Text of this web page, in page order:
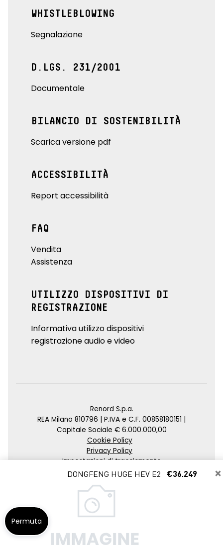
×
DONGFENG HUGE HEV E2 €36.249
WHISTLEBLOWING
Segnalazione
D.LGS. 231/2001
Documentale
BILANCIO DI SOSTENIBILITÀ
Scarica versione pdf
ACCESSIBILITÀ
Report accessibilità
FAQ
Vendita
Assistenza
UTILIZZO DISPOSITIVI DI
REGISTRAZIONE
Informativa utilizzo dispositivi
registrazione audio e video
Renord S.p.a.
REA Milano 810796 | P.IVA e C.F. 00858180151 |
Capitale Sociale € 6.000.000,00
Cookie Policy
Privacy Policy
Impostazioni di tracciamento
Credits
Agenzia SEO
Permuta